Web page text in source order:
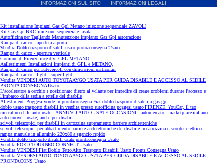
INFORMAZIONI SUL SITO INFORMAZIONI LEGALI
Kit installazione Impianti Gas Gpl Metano iniezione sequenziale ZAVOLI
Kit Gas Gpl BRC iniezione sequenziale fasata
Autofficina per Tagliando Manutenzione impianto Gas Gpl autotrazione
Rampa di carico - apertura a porta
Vendita Doblo trasporto disabili usato prontaconsegna Usato
Rampa di carico - apertura verticale
Comune di Firenze incentivi GPL METANO
Aallestimenti Installazioni Impianti di GPL e METANO,
Rampa di carico per autoveicoli con dimensioni particolari
Rampa di carico - light e super-light
Vendita VENDESI AUTO TOYOTA AYGO USATA PER GUIDA DISABILE E ACCESSO AL SEDILE
PRONTA CONSEGNA Usato
L'acceleratore a cerchio è posizionato dietro al volante per impedire di creare problemi durante l'accesso e
l'imbarco della sedia a rotelle del disabile
Allestimenti Poggesi vende in prontaconsegna Fiat doblo trasporto disabili a gas gpl
doblo usato trasporto disabili in vendita presso autofficina poggesi usato FIRENZE. YouCar, il tuo
mercatino delle auto usate - ANNUNCI AUTO USATE OCCASIONI - automercato - marketplace italiano
auto nuove e usate, anche per disabili
scivoli telescopici per disabili in carrozzina superamento barriere architettoniche
scivoli telescopici per abbattimento barriere architettoniche del disabile in carrozzina o scooter elettrico
rampa manuale in alluminio 220x80 a sgancio rapido
Vendita doblo trasporto disabili usato prontaconsegna Usato
Vendita FORD TOURNEO CONNECT Usato
Vendita VENDESI Fiat Doblo Tetto Alto Trasporto Disabili Usato Pronta Consegna Usato
Vendita VENDESI AUTO TOYOTA AYGO USATA PER GUIDA DISABILE E ACCESSO AL SEDILE
PRONTACONS Usato